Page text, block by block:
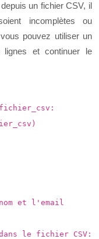
un fichier CSV, il
incomplètes ou
pouvez utiliser un
lignes et continuer le
et l'email
le fichier CSV: